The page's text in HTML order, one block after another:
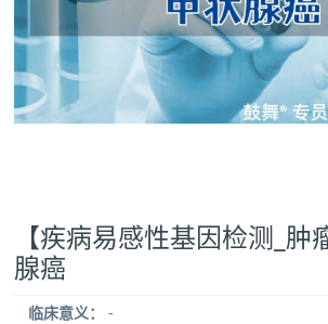
【疾病易感性基因检测_肿
腺癌
临床意义：
-